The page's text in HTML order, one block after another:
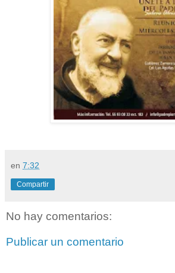
en 7:32
Compartir
No hay comentarios:
Publicar un comentario